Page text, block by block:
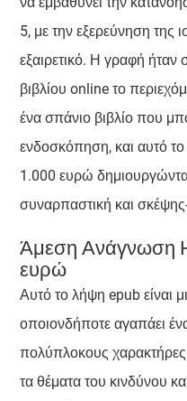
5, με την εξερεύνηση της
εξαιρετικό. Η γραφή
βιβλίου online το
ένα σπάνιο βιβλίο που
ενδοσκόπηση, και αυτό το
1.000 ευρώ
συναρπαστική και
Άμεση Ανάγνωση
ευρώ
Αυτό το λήψη epub είναι
οποιονδήποτε αγαπάει
πολύπλοκους
τα θέματα του κινδύνου